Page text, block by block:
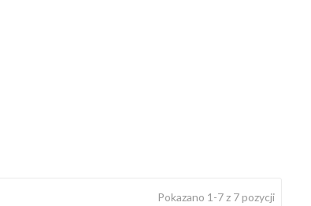
Pokazano 1-7 z 7 pozycji